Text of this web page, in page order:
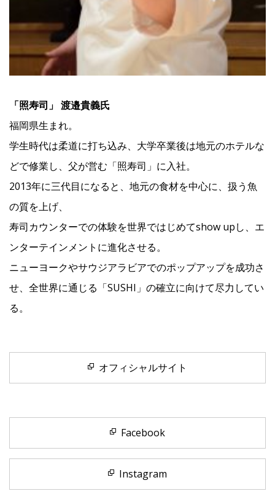
「照寿司」 渡邉貴義氏
福岡県生まれ。
学生時代は柔道に打ち込み、大学卒業後は地元のホテルな
どで修業し、父が営む「照寿司」に入社。
2013年に三代目になると、地元の食材を中心に、扱う魚
の質を上げ、
寿司カウンターでの体験を世界ではじめてshow upし、エ
ンターテインメントに進化させる。
ニューヨークやサウジアラビアでのポップアップを成功さ
せ、全世界に通じる「SUSHI」の確立に向けて尽力してい
る。
オフィシャルサイト
Facebook
Instagram